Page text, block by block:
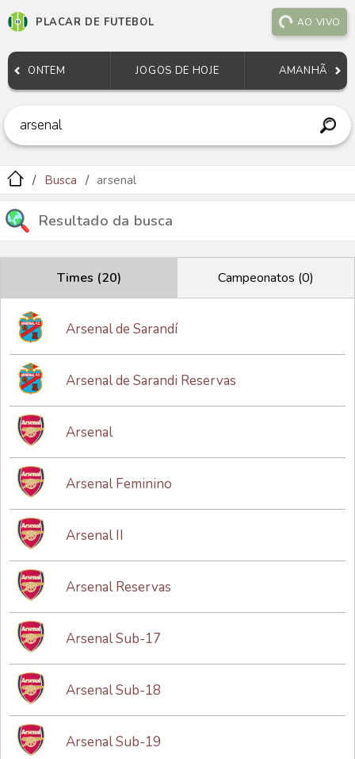
PLACAR DE FUTEBOL AO VIVO
ONTEM JOGOS DE HOJE AMANHÃ
Busca arsenal
Resultado da busca
Times (20) Campeonatos (0)
Arsenal de Sarandí
Arsenal de Sarandi Reservas
Arsenal
Arsenal Feminino
Arsenal II
Arsenal Reservas
Arsenal Sub-17
Arsenal Sub-18
Arsenal Sub-19